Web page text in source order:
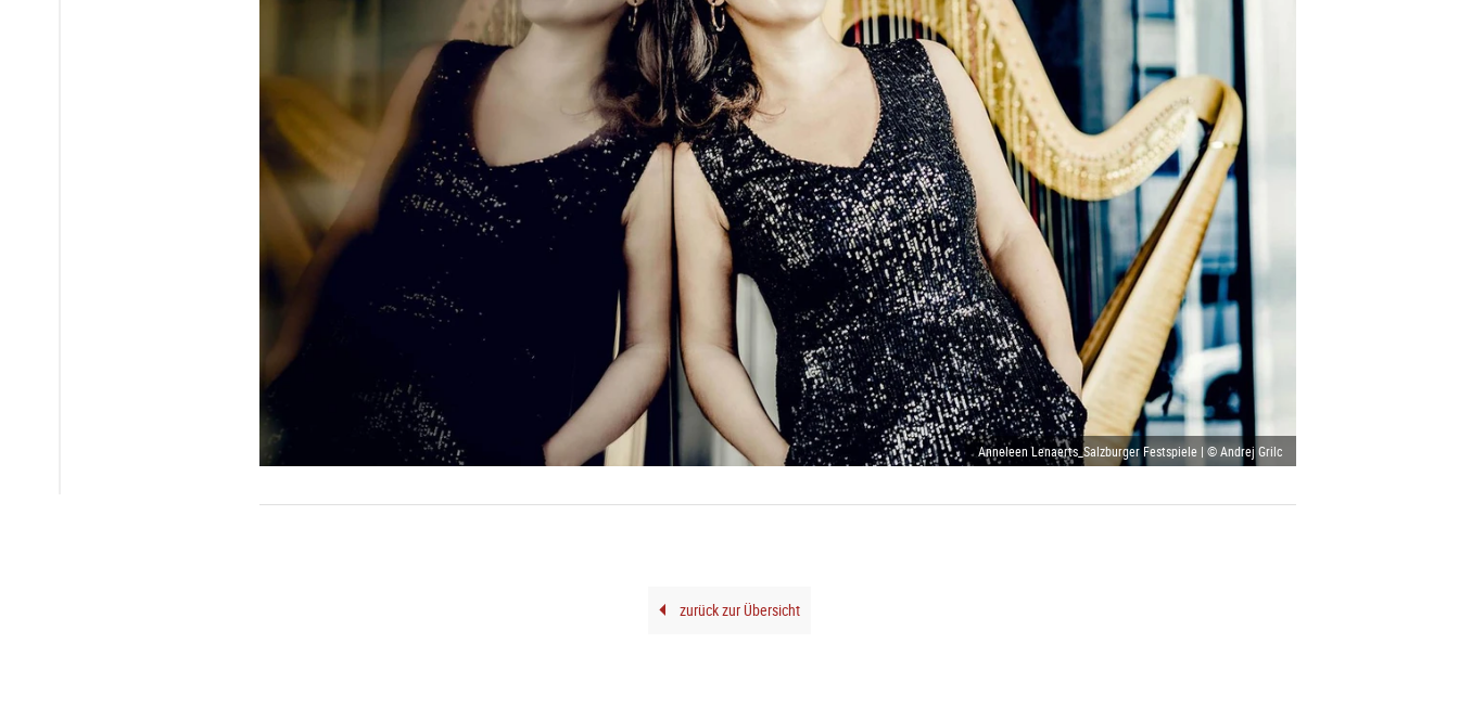
Anneleen Lenaerts_Salzburger Festspiele | © Andrej Grilc
zurück zur Übersicht